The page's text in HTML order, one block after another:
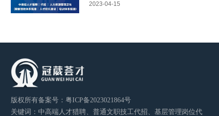
2023-04-15
版权所有备案号：粤ICP备2023021864号
关键词：中高端人才猎聘、普通文职技工代招、基层管理岗位代